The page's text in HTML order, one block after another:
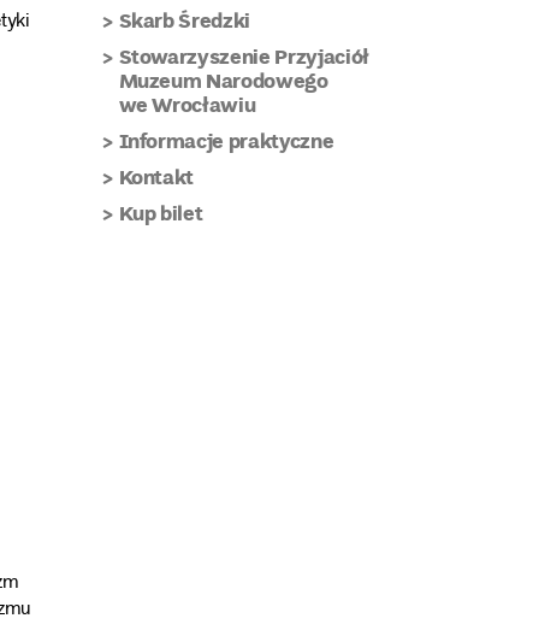
Skarb Średzki
Stowarzyszenie Przyjaciół
Muzeum Narodowego
we Wrocławiu
Informacje praktyczne
Kontakt
Kup bilet